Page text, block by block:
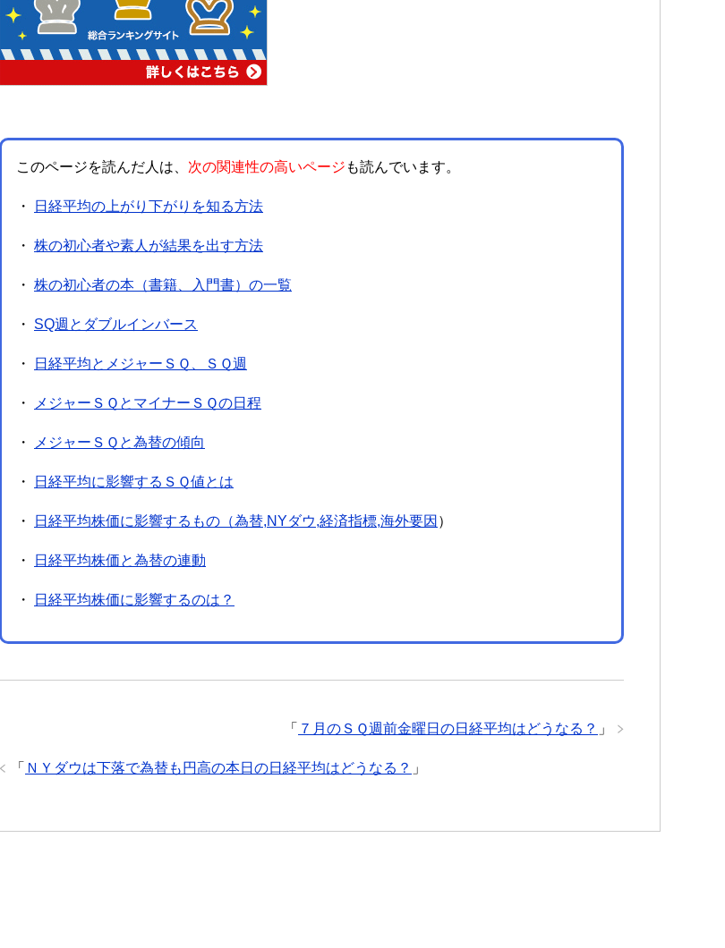
このページを読んだ人は、 次の関連性の高いページ も読んでいます。
・ 日経平均の上がり下がりを知る方法
・ 株の初心者や素人が結果を出す方法
・ 株の初心者の本（書籍、入門書）の一覧
・ SQ週とダブルインバース
・ 日経平均とメジャーＳＱ、ＳＱ週
・ メジャーＳＱとマイナーＳＱの日程
・ メジャーＳＱと為替の傾向
・ 日経平均に影響するＳＱ値とは
・ 日経平均株価に影響するもの（為替,NYダウ,経済指標,海外要因 ）
・ 日経平均株価と為替の連動
・ 日経平均株価に影響するのは？
「 ７月のＳＱ週前金曜日の日経平均はどうなる？ 」
「 ＮＹダウは下落で為替も円高の本日の日経平均はどうなる？ 」